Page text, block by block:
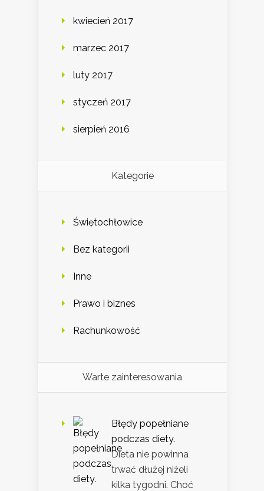
kwiecień 2017
marzec 2017
luty 2017
styczeń 2017
sierpień 2016
Kategorie
Świętochłowice
Bez kategorii
Inne
Prawo i biznes
Rachunkowość
Warte zainteresowania
Błędy popełniane
podczas diety.
Dieta nie powinna
trwać dłużej niżeli
kilka tygodni. Choć